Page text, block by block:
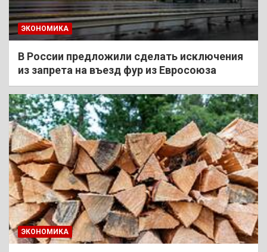
ЭКОНОМИКА
В России предложили сделать исключения
из запрета на въезд фур из Евросоюза
ЭКОНОМИКА